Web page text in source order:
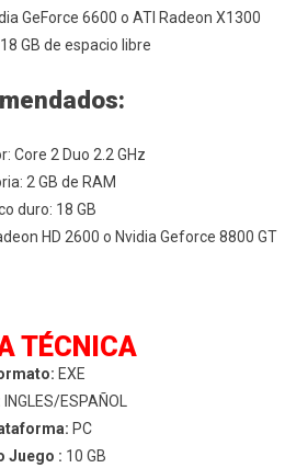
GeForce 6600 o ATI Radeon X1300
GB de espacio libre
Core 2 Duo 2.2 GHz
2 GB de RAM
duro: 18 GB
HD 2600 o Nvidia Geforce 8800 GT
TÉCNICA
EXE
INGLES/ESPAÑOL
PC
Juego : 10 GB